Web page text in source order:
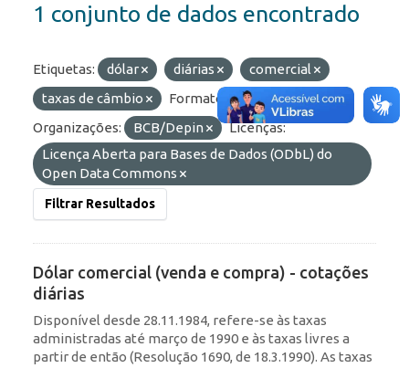
1 conjunto de dados encontrado
Etiquetas: dólar diárias
comercial
taxas de câmbio
Formatos:
HTML
Organizações:
BCB/Depin
Licenças:
Licença Aberta para Bases de Dados (ODbL) do
Open Data Commons
Filtrar Resultados
Dólar comercial (venda e compra) - cotações
diárias
Disponível desde 28.11.1984, refere-se às taxas
administradas até março de 1990 e às taxas livres a
partir de então (Resolução 1690, de 18.3.1990). As taxas